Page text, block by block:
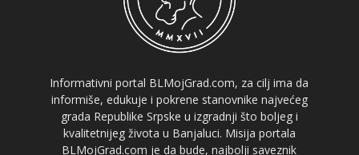
Informativni portal BLMojGrad.com, za cilj ima da
informiše, edukuje i pokrene stanovnike najvećeg
grada Republike Srpske u izgradnji što boljeg i
kvalitetnijeg života u Banjaluci. Misija portala
BLMojGrad.com je da bude, najbolji saveznik